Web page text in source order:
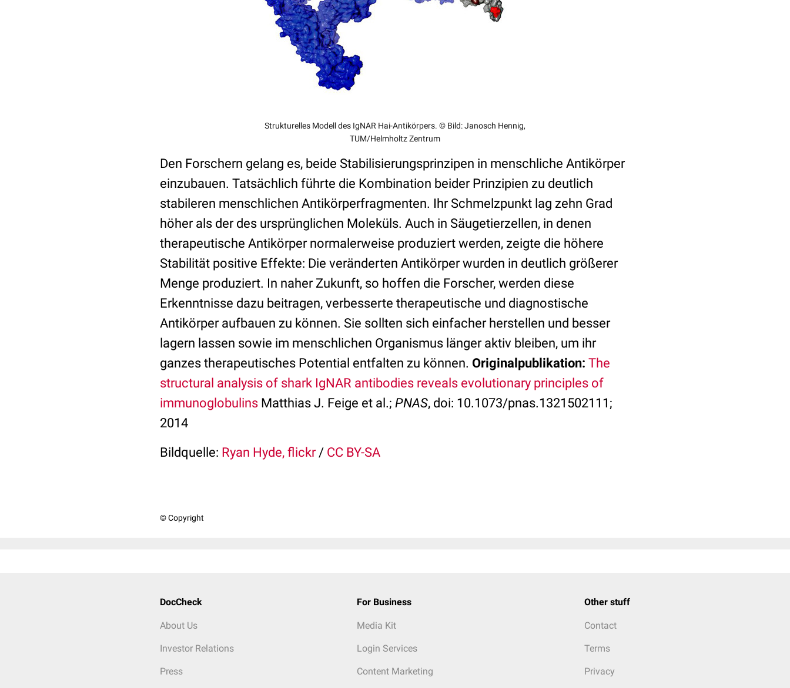
Strukturelles Modell des IgNAR Hai-Antikörpers. © Bild: Janosch Hennig,
TUM/Helmholtz Zentrum
Den Forschern gelang es, beide Stabilisierungsprinzipen in menschliche Antikörper
einzubauen. Tatsächlich führte die Kombination beider Prinzipien zu deutlich
stabileren menschlichen Antikörperfragmenten. Ihr Schmelzpunkt lag zehn Grad
höher als der des ursprünglichen Moleküls. Auch in Säugetierzellen, in denen
therapeutische Antikörper normalerweise produziert werden, zeigte die höhere
Stabilität positive Effekte: Die veränderten Antikörper wurden in deutlich größerer
Menge produziert. In naher Zukunft, so hoffen die Forscher, werden diese
Erkenntnisse dazu beitragen, verbesserte therapeutische und diagnostische
Antikörper aufbauen zu können. Sie sollten sich einfacher herstellen und besser
lagern lassen sowie im menschlichen Organismus länger aktiv bleiben, um ihr
ganzes therapeutisches Potential entfalten zu können. Originalpublikation: The
structural analysis of shark IgNAR antibodies reveals evolutionary principles of
immunoglobulins Matthias J. Feige et al.; PNAS, doi: 10.1073/pnas.1321502111;
2014
Bildquelle: Ryan Hyde, flickr/ CC BY-SA
© Copyright
DocCheck
About Us
Investor Relations
Press
For Business
Media Kit
Login Services
Content Marketing
Other stuff
Contact
Terms
Privacy